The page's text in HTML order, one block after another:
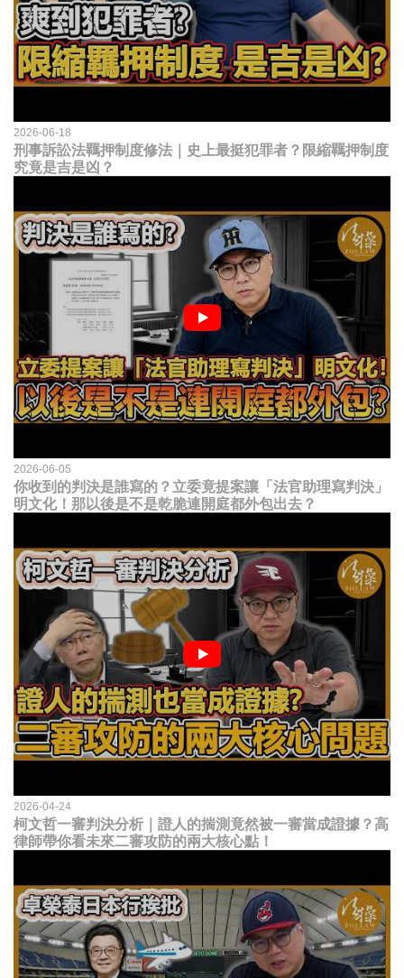
2026-06-18
刑事訴訟法羈押制度修法｜史上最挺犯罪者？限縮羈押制度
究竟是吉是凶？
2026-06-05
你收到的判決是誰寫的？立委竟提案讓「法官助理寫判決」
明文化！那以後是不是乾脆連開庭都外包出去？
2026-04-24
柯文哲一審判決分析｜證人的揣測竟然被一審當成證據？高
律師帶你看未來二審攻防的兩大核心點！